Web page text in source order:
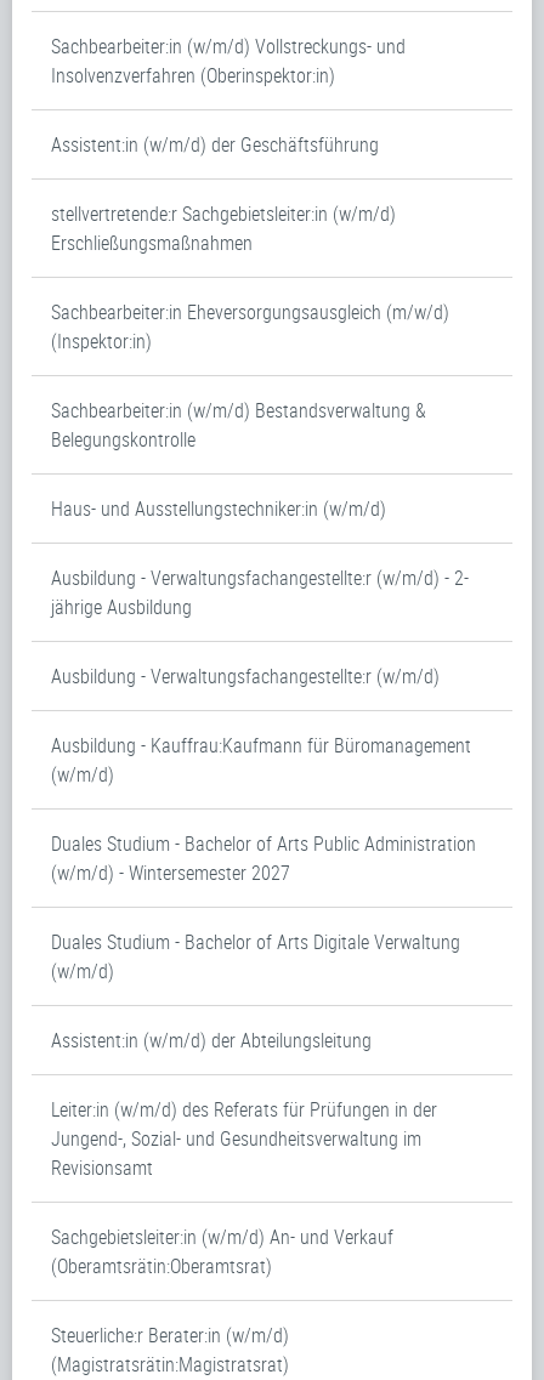
Sachbearbeiter:in (w/m/d) Vollstreckungs- und
Insolvenzverfahren (Oberinspektor:in)
Assistent:in (w/m/d) der Geschäftsführung
stellvertretende:r Sachgebietsleiter:in (w/m/d)
Erschließungsmaßnahmen
Sachbearbeiter:in Eheversorgungsausgleich (m/w/d)
(Inspektor:in)
Sachbearbeiter:in (w/m/d) Bestandsverwaltung &
Belegungskontrolle
Haus- und Ausstellungstechniker:in (w/m/d)
Ausbildung - Verwaltungsfachangestellte:r (w/m/d) - 2-
jährige Ausbildung
Ausbildung - Verwaltungsfachangestellte:r (w/m/d)
Ausbildung - Kauffrau:Kaufmann für Büromanagement
(w/m/d)
Duales Studium - Bachelor of Arts Public Administration
(w/m/d) - Wintersemester 2027
Duales Studium - Bachelor of Arts Digitale Verwaltung
(w/m/d)
Assistent:in (w/m/d) der Abteilungsleitung
Leiter:in (w/m/d) des Referats für Prüfungen in der
Jungend-, Sozial- und Gesundheitsverwaltung im
Revisionsamt
Sachgebietsleiter:in (w/m/d) An- und Verkauf
(Oberamtsrätin:Oberamtsrat)
Steuerliche:r Berater:in (w/m/d)
(Magistratsrätin:Magistratsrat)